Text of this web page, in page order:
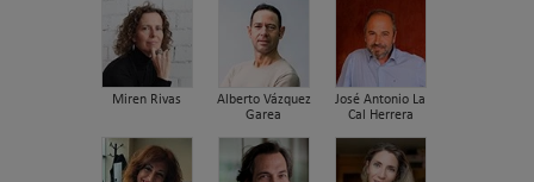
Miren Rivas
Alberto Vázquez
Garea
José Antonio La
Cal Herrera